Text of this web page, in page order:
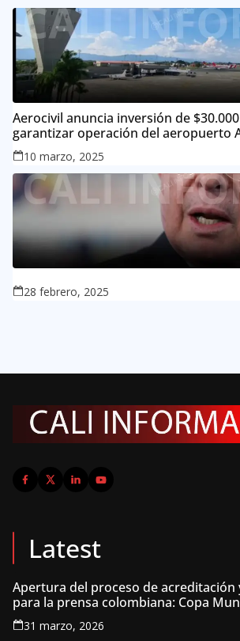
Aerocivil anuncia inversión de
garantizar operación del aeropuerto
Aragón
10 marzo, 2025
28 febrero, 2025
Latest
Apertura del proceso de acreditación
para la prensa colombiana: Copa
2026 ™
31 marzo, 2026